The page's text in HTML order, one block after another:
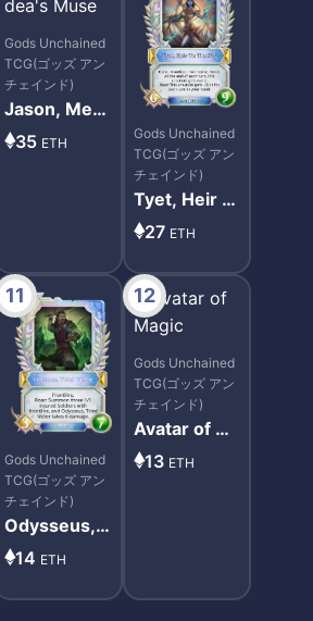
Gods Unchained
TCG(ゴッズ アン
チェインド)
Jason, Med
ea's Muse
35 ETH
Gods Unchained
TCG(ゴッズ アン
チェインド)
Tyet, Heir T
o The Sky
27 ETH
11
Gods Unchained
TCG(ゴッズ アン
チェインド)
Odysseus, T
ried Victor
14 ETH
12
Gods Unchained
TCG(ゴッズ アン
チェインド)
Avatar of M
agic
13 ETH